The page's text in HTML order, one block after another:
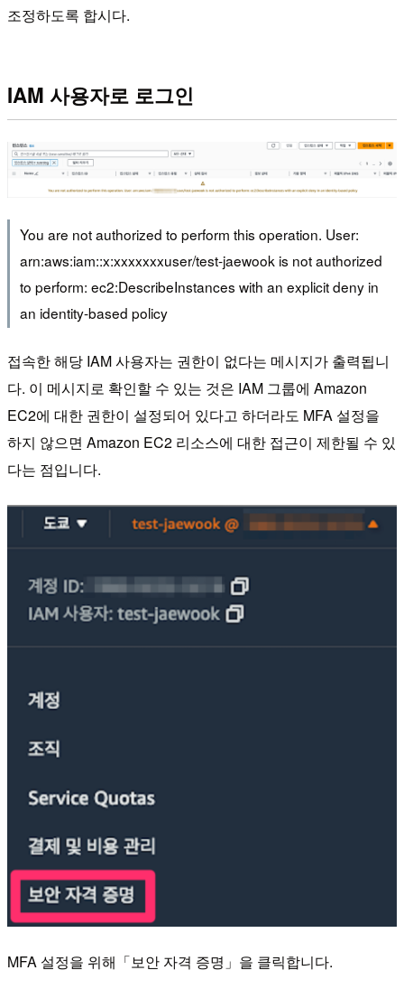
조정하도록 합시다.
IAM 사용자로 로그인
You are not authorized to perform this operation. User:
arn:aws:iam::x:xxxxxxxuser/test-jaewook is not authorized
to perform: ec2:DescribeInstances with an explicit deny in
an identity-based policy
접속한 해당 IAM 사용자는 권한이 없다는 메시지가 출력됩니
다. 이 메시지로 확인할 수 있는 것은 IAM 그룹에 Amazon
EC2에 대한 권한이 설정되어 있다고 하더라도 MFA 설정을
하지 않으면 Amazon EC2 리소스에 대한 접근이 제한될 수 있
다는 점입니다.
MFA 설정을 위해「보안 자격 증명」을 클릭합니다.